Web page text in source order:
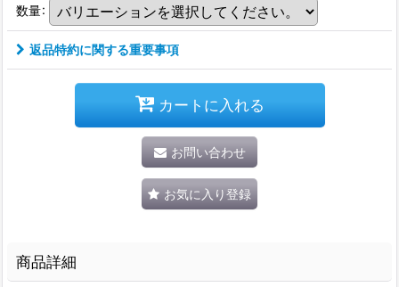
数量:
返品特約に関する重要事項
カートに入れる
お問い合わせ
お気に入り登録
商品詳細